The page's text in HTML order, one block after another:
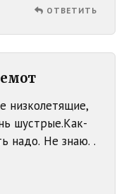
ОТВЕТИТЬ
низколетящие,
шустрые.Как-
надо. Не знаю. .